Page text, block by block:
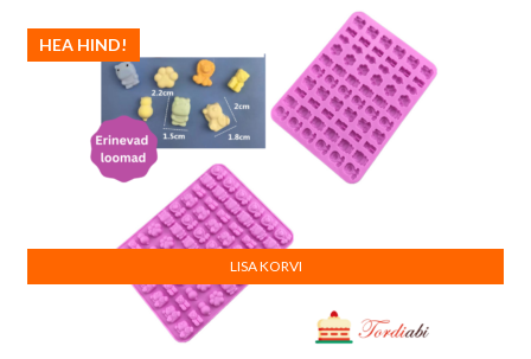
HEA HIND!
LISA KORVI